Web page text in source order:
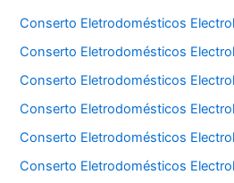
Conserto Eletrodomésticos
Conserto Eletrodomésticos
Conserto Eletrodomésticos
Conserto Eletrodomésticos
Conserto Eletrodomésticos
Conserto Eletrodomésticos